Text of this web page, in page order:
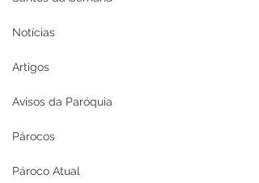
Notícias
Artigos
Avisos da Paróquia
Párocos
Pároco Atual